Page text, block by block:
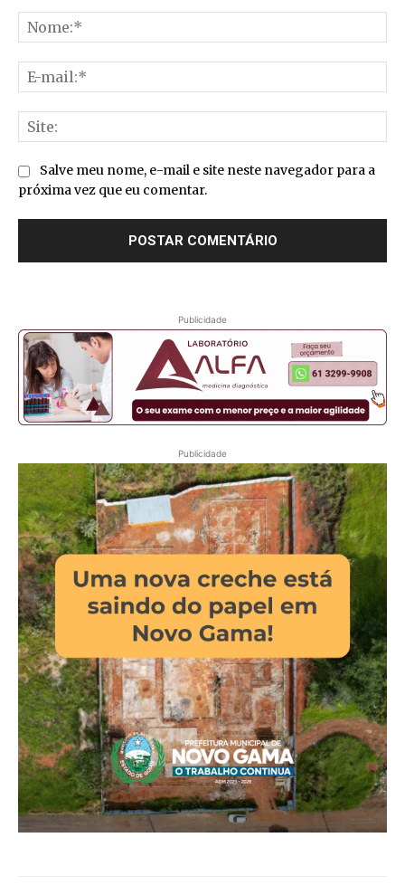
Salve meu nome, e-mail e site neste navegador para a
próxima vez que eu comentar.
Publicidade
Publicidade